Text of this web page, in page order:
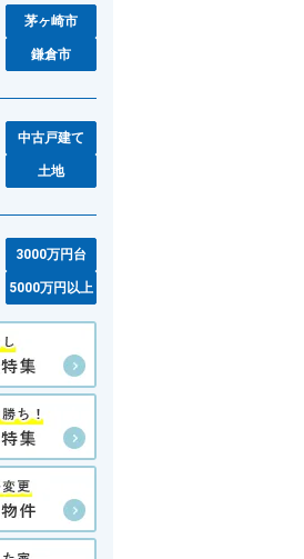
茅ヶ崎市
鎌倉市
中古戸建て
土地
3000万円台
5000万円以上